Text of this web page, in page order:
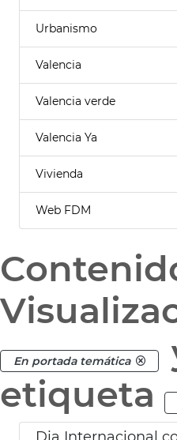
Urbanismo
Valencia
Valencia verde
Valencia Ya
Vivienda
Web FDM
En portada temática
etiqueta